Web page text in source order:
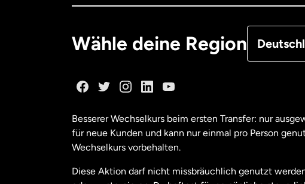
Wähle deine Region
Malaysia
Besserer Wechselkurs beim ersten Transfer: nur
für neue Kunden und kann nur einmal pro Person
Wechselkurs vorbehalten.
Diese Aktion darf nicht missbräuchlich genutzt